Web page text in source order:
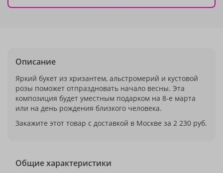
Описание
Яркий букет из хризантем, альстромерий и кустовой
розы поможет отпраздновать начало весны. Эта
композиция будет уместным подарком на 8-е марта
или на день рождения близкого человека.
Закажите этот товар с доставкой в Москве за 2 230 руб.
Общие характеристики